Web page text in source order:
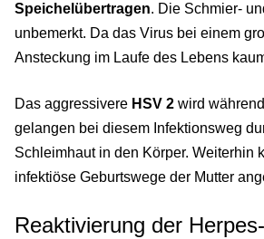
Speichel übertragen. Die Schmier-
unbemerkt. Da das Virus bei einem
Ansteckung im Laufe des Lebens
Das aggressivere HSV 2 wird
gelangen bei diesem Infektionsweg
Schleimhaut in den Körper. Weiterhin
infektiöse Geburtswege der Mutter
Reaktivierung der